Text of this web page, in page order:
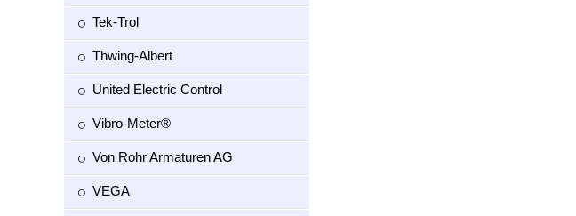
Tek-Trol
Thwing-Albert
United Electric Control
Vibro-Meter®
Von Rohr Armaturen AG
VEGA